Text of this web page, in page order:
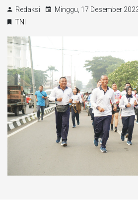
Redaksi Minggu, 17 Desember
TNI